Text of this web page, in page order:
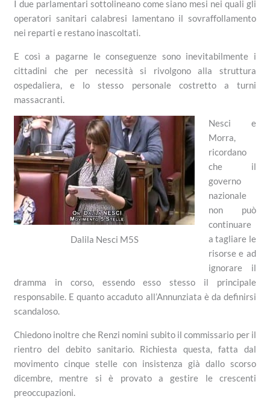
I due parlamentari sottolineano come siano mesi nei quali gli
operatori sanitari calabresi lamentano il sovraffollamento
nei reparti e restano inascoltati.
E così a pagarne le conseguenze sono inevitabilmente i
cittadini che per necessità si rivolgono alla struttura
ospedaliera, e lo stesso personale costretto a turni
massacranti.
Dalila Nesci M5S
Nesci e
Morra,
ricordano
che il
governo
nazionale
non può
continuare
a tagliare le
risorse e ad
ignorare il
dramma in corso, essendo esso stesso il principale
responsabile. E quanto accaduto all’Annunziata è da definirsi
scandaloso.
Chiedono inoltre che Renzi nomini subito il commissario per il
rientro del debito sanitario. Richiesta questa, fatta dal
movimento cinque stelle con insistenza già dallo scorso
dicembre, mentre si è provato a gestire le crescenti
preoccupazioni.